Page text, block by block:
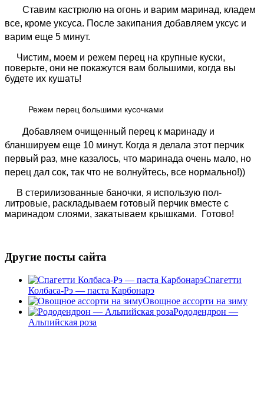
Ставим кастрюлю на огонь и варим маринад, кладем
все, кроме уксуса. После закипания добавляем уксус и
варим еще 5 минут.
Чистим, моем и режем перец на крупные куски,
поверьте, они не покажутся вам большими, когда вы
будете их кушать!
Режем перец большими кусочками
Добавляем очищенный перец к маринаду и
бланшируем еще 10 минут. Когда я делала этот перчик
первый раз, мне казалось, что маринада очень мало, но
перец дал сок, так что не волнуйтесь, все нормально!))
В стерилизованные баночки, я использую пол-
литровые, раскладываем готовый перчик вместе с
маринадом слоями, закатываем крышками. Готово!
Другие посты сайта
Спагетти
Колбаса-Рэ — паста Карбонарэ
Овощное ассорти на зиму
Рододендрон —
Альпийская роза